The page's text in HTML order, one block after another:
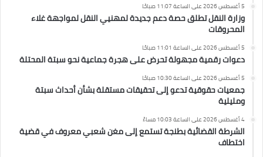
5 أغسطس 2026 على الساعة 11:07 صباحًا
وزارة النقل تطلق حصة دعم جديدة لمهنيي النقل لمواجهة غلاء
المحروقات
5 أغسطس 2026 على الساعة 11:01 صباحًا
دعوات رقمية مجهولة تحرض على هجرة جماعية نحو سبتة المحتلة
5 أغسطس 2026 على الساعة 10:30 صباحًا
جمعيات حقوقية تدعو إلى تحقيقات مستقلة بشأن أحداث سبتة
ومليلية
4 أغسطس 2026 على الساعة 10:03 مساءً
الشرطة القضائية بطنجة تستمع إلى مغن شعبي معروف في قضية
اختطاف